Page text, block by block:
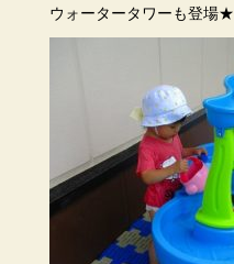
ウォータータワーも登場★